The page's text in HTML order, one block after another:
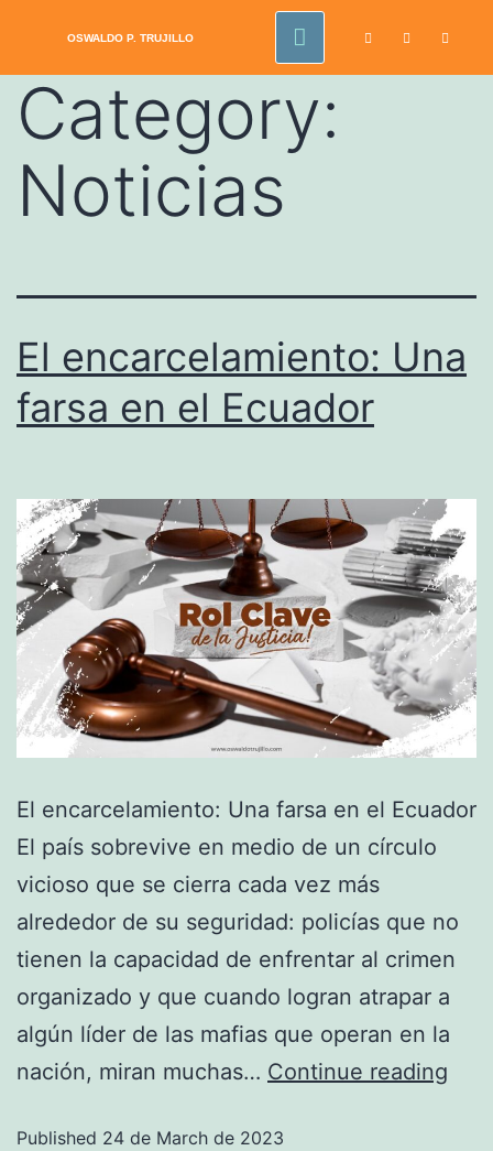
OSWALDO P.TRUJILLO
Category:
Noticias
El encarcelamiento: Una
farsa en el Ecuador
El encarcelamiento: Una farsa en el Ecuador
El país sobrevive en medio de un círculo
vicioso que se cierra cada vez más
alrededor de su seguridad: policías que no
tienen la capacidad de enfrentar al crimen
organizado y que cuando logran atrapar a
algún líder de las mafias que operan en la
nación, miran muchas… Continue reading
Published 24 de March de 2023